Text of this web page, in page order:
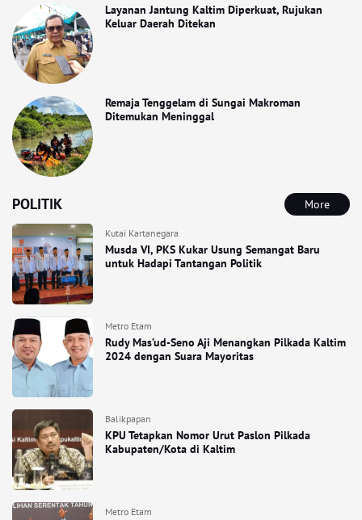
Layanan Jantung Kaltim Diperkuat, Rujukan
Keluar Daerah Ditekan
Remaja Tenggelam di Sungai Makroman
Ditemukan Meninggal
POLITIK More
Kutai Kartanegara
Musda VI, PKS Kukar Usung Semangat Baru
untuk Hadapi Tantangan Politik
Metro Etam
Rudy Mas’ud-Seno Aji Menangkan Pilkada Kaltim
2024 dengan Suara Mayoritas
Balikpapan
KPU Tetapkan Nomor Urut Paslon Pilkada
Kabupaten/Kota di Kaltim
Metro Etam